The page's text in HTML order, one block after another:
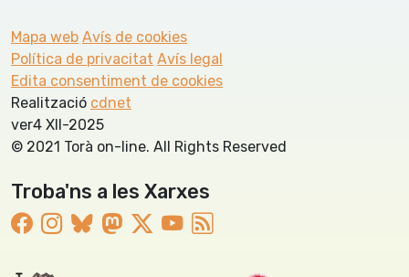
Mapa web Avís de cookies
Política de privacitat Avís legal
Edita consentiment de cookies
Realització cdnet
ver4 XII-2025
© 2021 Torà on-line. All Rights Reserved
Troba'ns a les Xarxes